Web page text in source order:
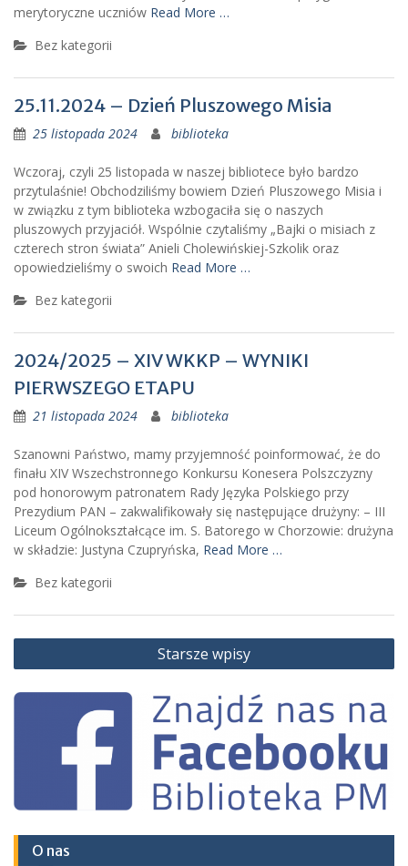
merytoryczne uczniów Read More …
Bez kategorii
25.11.2024 – Dzień Pluszowego Misia
25 listopada 2024 biblioteka
Wczoraj, czyli 25 listopada w naszej bibliotece było bardzo
przytulaśnie! Obchodziliśmy bowiem Dzień Pluszowego Misia i
w związku z tym biblioteka wzbogaciła się o naszych
pluszowych przyjaciół. Wspólnie czytaliśmy „Bajki o misiach z
czterech stron świata” Anieli Cholewińskiej-Szkolik oraz
opowiedzieliśmy o swoich Read More …
Bez kategorii
2024/2025 – XIV WKKP – WYNIKI
PIERWSZEGO ETAPU
21 listopada 2024 biblioteka
Szanowni Państwo, mamy przyjemność poinformować, że do
finału XIV Wszechstronnego Konkursu Konesera Polszczyzny
pod honorowym patronatem Rady Języka Polskiego przy
Prezydium PAN – zakwalifikowały się następujące drużyny: – III
Liceum Ogólnokształcące im. S. Batorego w Chorzowie: drużyna
w składzie: Justyna Czupryńska, Read More …
Bez kategorii
Nawigacja
wpisów
Starsze wpisy
O nas